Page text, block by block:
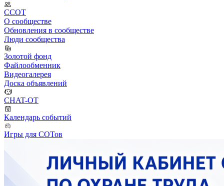
ССОТ
О сообществе
Обновления в сообществе
Люди сообщества
Золотой фонд
Файлообменник
Видеогалерея
Доска объявлений
CHAT-OT
Календарь событий
Игры для СОТов